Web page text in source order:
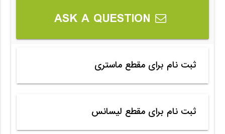
ASK A QUESTION
ثبت نام برای مقطع ماستری
ثبت نام برای مقطع لیسانس